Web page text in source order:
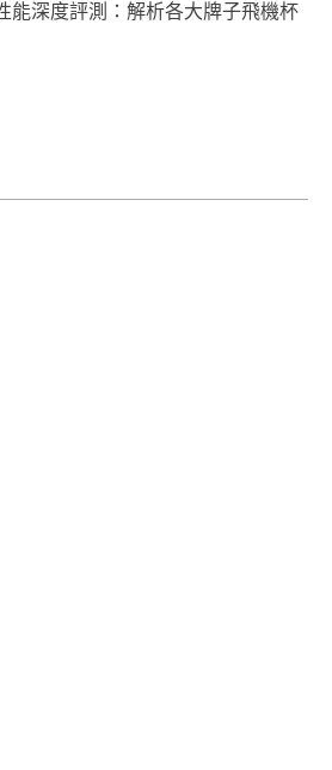
能深度評測：解析各大牌子飛機杯